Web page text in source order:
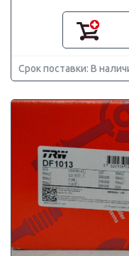
Срок поставки: В